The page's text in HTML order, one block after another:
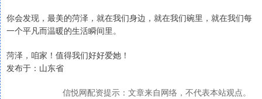
你会发现，最美的菏泽，就在我们身边，就在我们碗里，就在我们每
一个平凡而温暖的生活瞬间里。
菏泽，咱家！值得我们好好爱她！
发布于：山东省
信悦网配资提示：文章来自网络，不代表本站观点。